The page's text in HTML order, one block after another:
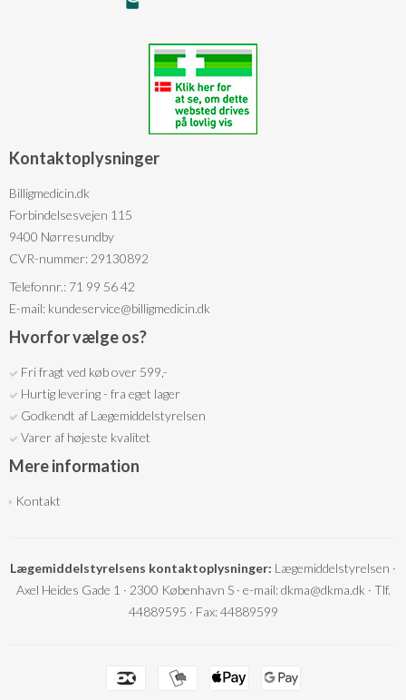
Kontaktoplysninger
Billigmedicin.dk
Forbindelsesvejen 115
9400 Nørresundby
CVR-nummer: 29130892
Telefonnr.: 71 99 56 42
E-mail: kundeservice@billigmedicin.dk
Hvorfor vælge os?
Fri fragt ved køb over 599,-
Hurtig levering - fra eget lager
Godkendt af Lægemiddelstyrelsen
Varer af højeste kvalitet
Mere information
Kontakt
Lægemiddelstyrelsens kontaktoplysninger: Lægemiddelstyrelsen ·
Axel Heides Gade 1 · 2300 København S · e-mail: dkma@dkma.dk · Tlf.
44889595 · Fax: 44889599